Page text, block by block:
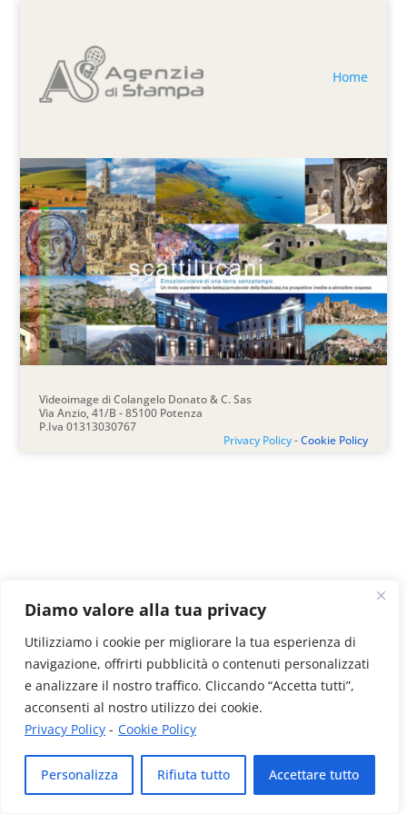
Diamo valore alla tua privacy
Utilizziamo i cookie per migliorare la tua esperienza di
navigazione, offrirti pubblicità o contenuti personalizzati
e analizzare il nostro traffico. Cliccando “Accetta tutti”,
acconsenti al nostro utilizzo dei cookie.
Privacy Policy - Cookie Policy
Personalizza Rifiuta tutto Accettare tutto
Home
Videoimage di Colangelo Donato & C. Sas
Via Anzio, 41/B - 85100 Potenza
P.Iva 01313030767
Privacy Policy- Cookie Policy